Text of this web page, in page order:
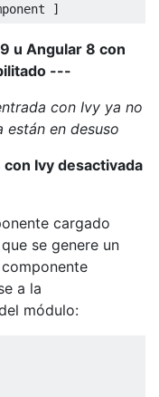
]
u Angular 8 con
---
con Ivy ya no
están en desuso
Ivy desactivada
cargado
se genere un
a la
módulo: